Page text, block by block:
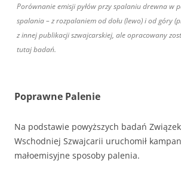
Porównanie emisji pyłów przy spalaniu drewna w
spalania – z rozpalaniem od dołu (lewo) i od góry
z innej publikacji szwajcarskiej, ale opracowany
tutaj badań.
Poprawne Palenie
Na podstawie powyższych badań
Wschodniej Szwajcarii uruchomił
małoemisyjne sposoby palenia.